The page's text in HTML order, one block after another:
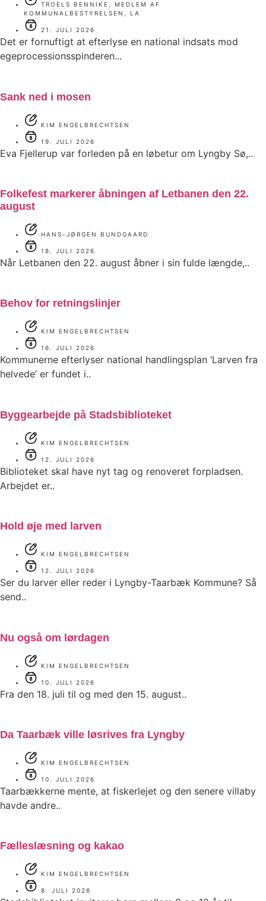
TROELS BENNIKE, MEDLEM AF
KOMMUNALBESTYRELSEN, LA
21. JULI 2026
Det er fornuftigt at efterlyse en national indsats mod
egeprocessionsspinderen...
Sank ned i mosen
KIM ENGELBRECHTSEN
19. JULI 2026
Eva Fjellerup var forleden på en løbetur om Lyngby Sø,..
Folkefest markerer åbningen af Letbanen den 22.
august
HANS-JØRGEN BUNDGAARD
18. JULI 2026
Når Letbanen den 22. august åbner i sin fulde længde,..
Behov for retningslinjer
KIM ENGELBRECHTSEN
16. JULI 2026
Kommunerne efterlyser national handlingsplan ‘Larven fra
helvede’ er fundet i..
Byggearbejde på Stadsbiblioteket
KIM ENGELBRECHTSEN
12. JULI 2026
Biblioteket skal have nyt tag og renoveret forpladsen.
Arbejdet er..
Hold øje med larven
KIM ENGELBRECHTSEN
12. JULI 2026
Ser du larver eller reder i Lyngby-Taarbæk Kommune? Så
send..
Nu også om lørdagen
KIM ENGELBRECHTSEN
10. JULI 2026
Fra den 18. juli til og med den 15. august..
Da Taarbæk ville løsrives fra Lyngby
KIM ENGELBRECHTSEN
10. JULI 2026
Taarbækkerne mente, at fiskerlejet og den senere villaby
havde andre..
Fælleslæsning og kakao
KIM ENGELBRECHTSEN
8. JULI 2026